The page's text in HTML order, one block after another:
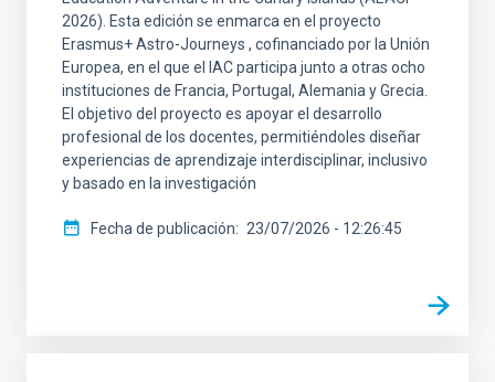
2026). Esta edición se enmarca en el proyecto
Erasmus+ Astro-Journeys , cofinanciado por la Unión
Europea, en el que el IAC participa junto a otras ocho
instituciones de Francia, Portugal, Alemania y Grecia.
El objetivo del proyecto es apoyar el desarrollo
profesional de los docentes, permitiéndoles diseñar
experiencias de aprendizaje interdisciplinar, inclusivo
y basado en la investigación
Fecha de publicación 23/07/2026 - 12:26:45